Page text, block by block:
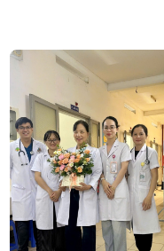
Chúc mừng thành
Mừng thọ
Đặt ngay bình hoa
Flowersight để
Tham khảo thêm
dưới đây: